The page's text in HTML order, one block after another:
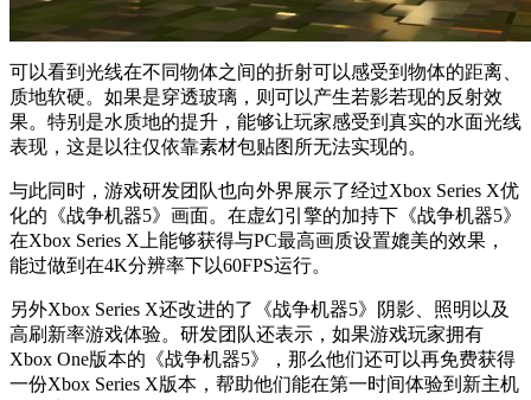
可以看到光线在不同物体之间的折射可以感受到物体的距离、
质地软硬。如果是穿透玻璃，则可以产生若影若现的反射效
果。特别是水质地的提升，能够让玩家感受到真实的水面光线
表现，这是以往仅依靠素材包贴图所无法实现的。
与此同时，游戏研发团队也向外界展示了经过Xbox Series X优
化的《战争机器5》画面。在虚幻引擎的加持下《战争机器5》
在Xbox Series X上能够获得与PC最高画质设置媲美的效果，
能过做到在4K分辨率下以60FPS运行。
另外Xbox Series X还改进的了《战争机器5》阴影、照明以及
高刷新率游戏体验。研发团队还表示，如果游戏玩家拥有
Xbox One版本的《战争机器5》，那么他们还可以再免费获得
一份Xbox Series X版本，帮助他们能在第一时间体验到新主机